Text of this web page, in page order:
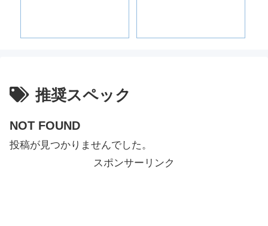
推奨スペック
NOT FOUND
投稿が見つかりませんでした。
スポンサーリンク